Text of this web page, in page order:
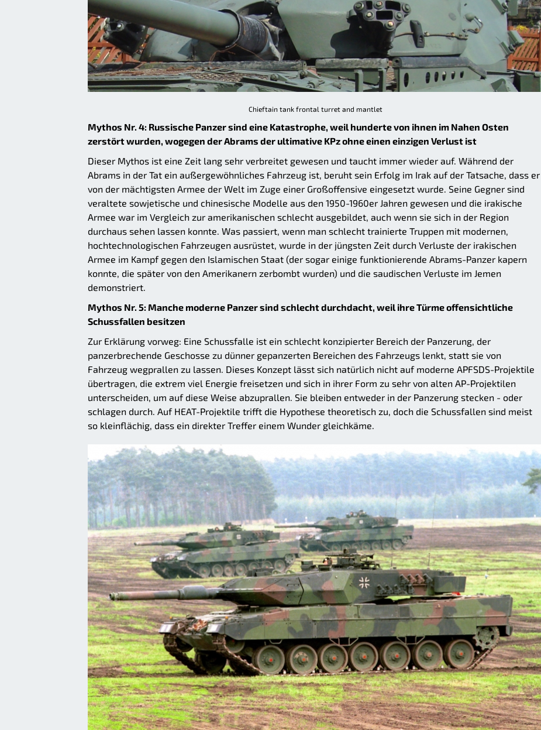
Chieftain tank frontal turret and mantlet
Mythos Nr. 4: Russische Panzer sind eine Katastrophe, weil hunderte von ihnen im Nahen Osten
zerstört wurden, wogegen der Abrams der ultimative KPz ohne einen einzigen Verlust ist
Dieser Mythos ist eine Zeit lang sehr verbreitet gewesen und taucht immer wieder auf. Während der
Abrams in der Tat ein außergewöhnliches Fahrzeug ist, beruht sein Erfolg im Irak auf der Tatsache, dass er
von der mächtigsten Armee der Welt im Zuge einer Großoffensive eingesetzt wurde. Seine Gegner sind
veraltete sowjetische und chinesische Modelle aus den 1950-1960er Jahren gewesen und die irakische
Armee war im Vergleich zur amerikanischen schlecht ausgebildet, auch wenn sie sich in der Region
durchaus sehen lassen konnte. Was passiert, wenn man schlecht trainierte Truppen mit modernen,
hochtechnologischen Fahrzeugen ausrüstet, wurde in der jüngsten Zeit durch Verluste der irakischen
Armee im Kampf gegen den Islamischen Staat (der sogar einige funktionierende Abrams-Panzer kapern
konnte, die später von den Amerikanern zerbombt wurden) und die saudischen Verluste im Jemen
demonstriert.
Mythos Nr. 5: Manche moderne Panzer sind schlecht durchdacht, weil ihre Türme offensichtliche
Schussfallen besitzen
Zur Erklärung vorweg: Eine Schussfalle ist ein schlecht konzipierter Bereich der Panzerung, der
panzerbrechende Geschosse zu dünner gepanzerten Bereichen des Fahrzeugs lenkt, statt sie von
Fahrzeug wegprallen zu lassen. Dieses Konzept lässt sich natürlich nicht auf moderne APFSDS-Projektile
übertragen, die extrem viel Energie freisetzen und sich in ihrer Form zu sehr von alten AP-Projektilen
unterscheiden, um auf diese Weise abzuprallen. Sie bleiben entweder in der Panzerung stecken - oder
schlagen durch. Auf HEAT-Projektile trifft die Hypothese theoretisch zu, doch die Schussfallen sind meist
so kleinflächig, dass ein direkter Treffer einem Wunder gleichkäme.